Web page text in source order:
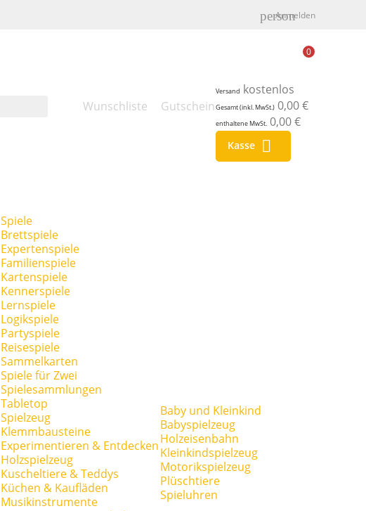
person
Anmelden
Wunschliste Gutschein
0
Versand kostenlos
Gesamt (inkl. MwSt.) 0,00 €
enthaltene MwSt. 0,00 €
Kasse 
Spiele
Brettspiele
Expertenspiele
Familienspiele
Kartenspiele
Kennerspiele
Lernspiele
Logikspiele
Partyspiele
Reisespiele
Sammelkarten
Spiele für Zwei
Spielesammlungen
Tabletop
Spielzeug
Klemmbausteine
Experimentieren & Entdecken
Holzspielzeug
Kuscheltiere & Teddys
Küchen & Kaufläden
Musikinstrumente
Baby und Kleinkind
Babyspielzeug
Holzeisenbahn
Kleinkindspielzeug
Motorikspielzeug
Plüschtiere
Spieluhren